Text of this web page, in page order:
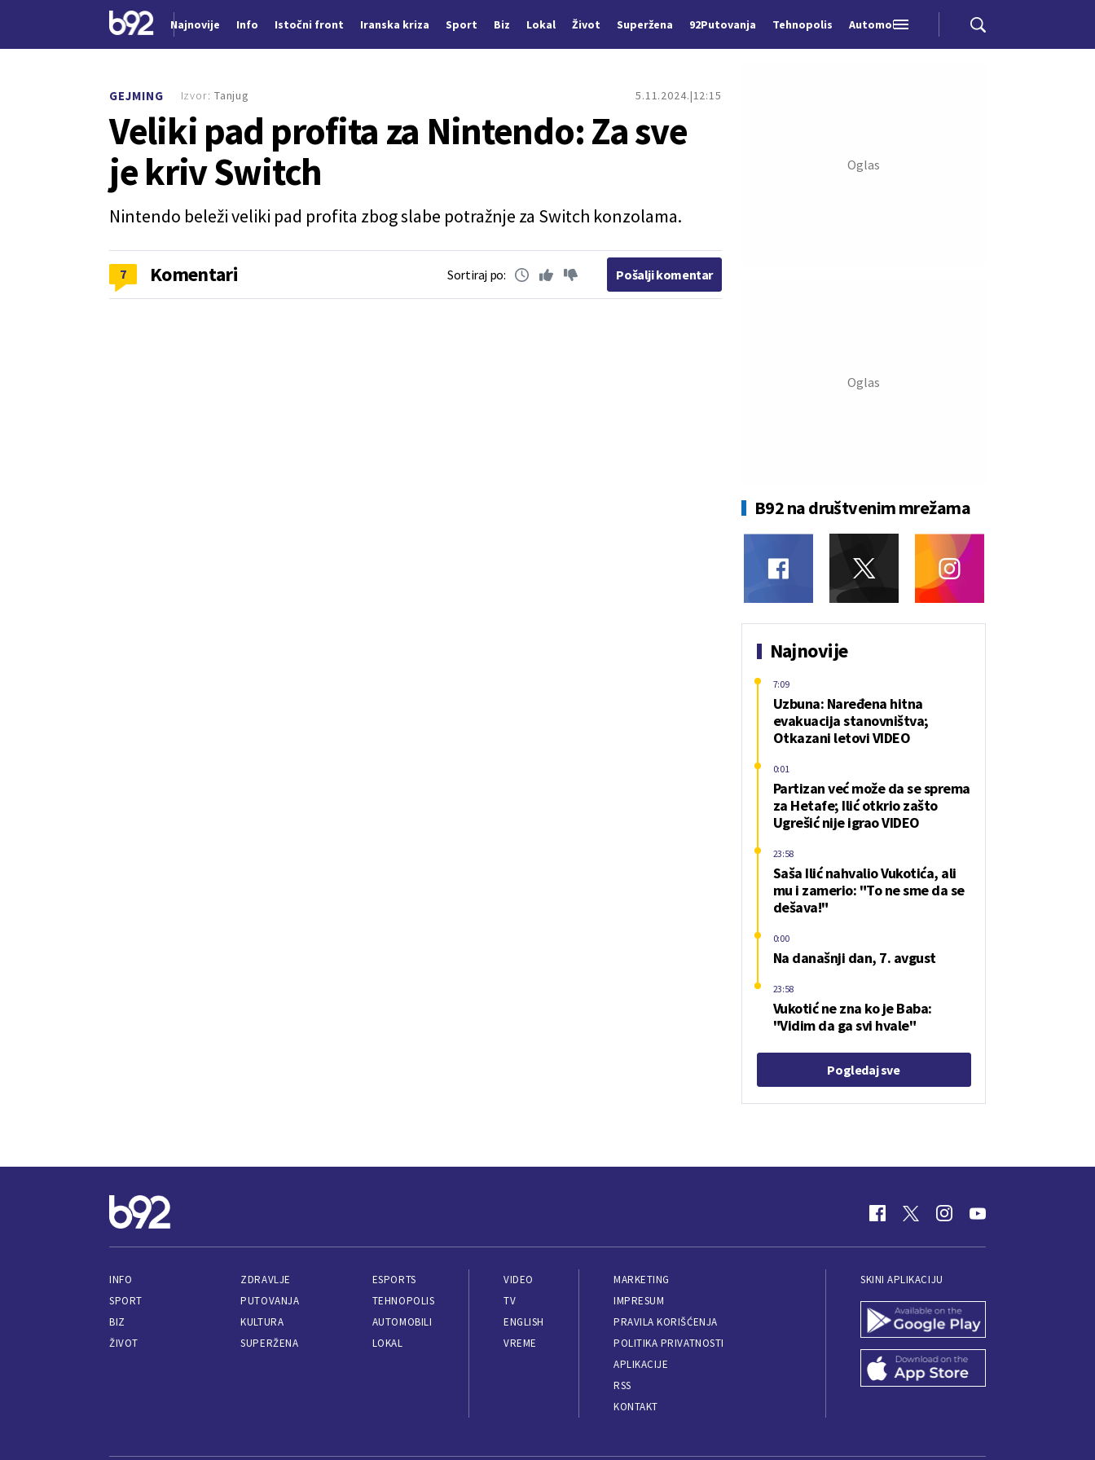
Najnovije Info Istočni front Iranska kriza Sport Biz Lokal Život Superžena 92Putovanja Tehnopolis Automobili
GEJMING 5.11.2024. 12:15
Veliki pad profita za Nintendo: Za sve
je kriv Switch
Nintendo beleži veliki pad profita zbog slabe potražnje za Switch konzolama.
Izvor: Tanjug
7 Komentari Sortiraj po: Pošalji komentar
B92 na društvenim mrežama
Najnovije
Uzbuna: Naređena hitna
evakuacija stanovništva;
Otkazani letovi VIDEO
7:09
Partizan već može da se sprema
za Hetafe; Ilić otkrio zašto
Ugrešić nije igrao VIDEO
0:01
Saša Ilić nahvalio Vukotića, ali
mu i zamerio: "To ne sme da se
dešava!"
23:58
Na današnji dan, 7. avgust
0:00
Vukotić ne zna ko je Baba:
"Vidim da ga svi hvale"
23:58
Pogledaj sve
INFO
SPORT
BIZ
ŽIVOT
ZDRAVLJE
PUTOVANJA
KULTURA
SUPERŽENA
ESPORTS
TEHNOPOLIS
AUTOMOBILI
LOKAL
VIDEO
TV
ENGLISH
VREME
MARKETING
IMPRESUM
PRAVILA KORIŠĆENJA
POLITIKA PRIVATNOSTI
APLIKACIJE
RSS
KONTAKT
SKINI APLIKACIJU